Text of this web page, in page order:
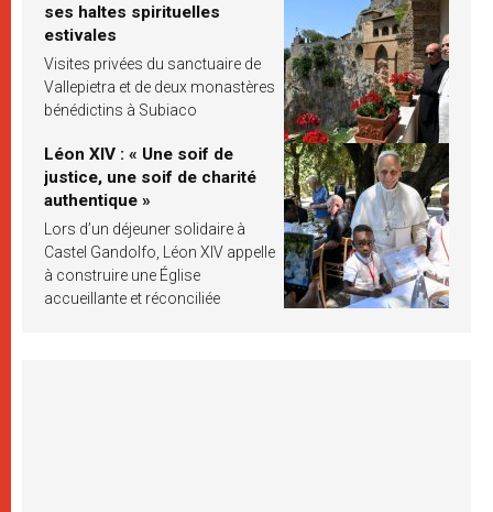
ses haltes spirituelles
estivales
Visites privées du sanctuaire de
Vallepietra et de deux monastères
bénédictins à Subiaco
Léon XIV : « Une soif de
justice, une soif de charité
authentique »
Lors d’un déjeuner solidaire à
Castel Gandolfo, Léon XIV appelle
à construire une Église
accueillante et réconciliée